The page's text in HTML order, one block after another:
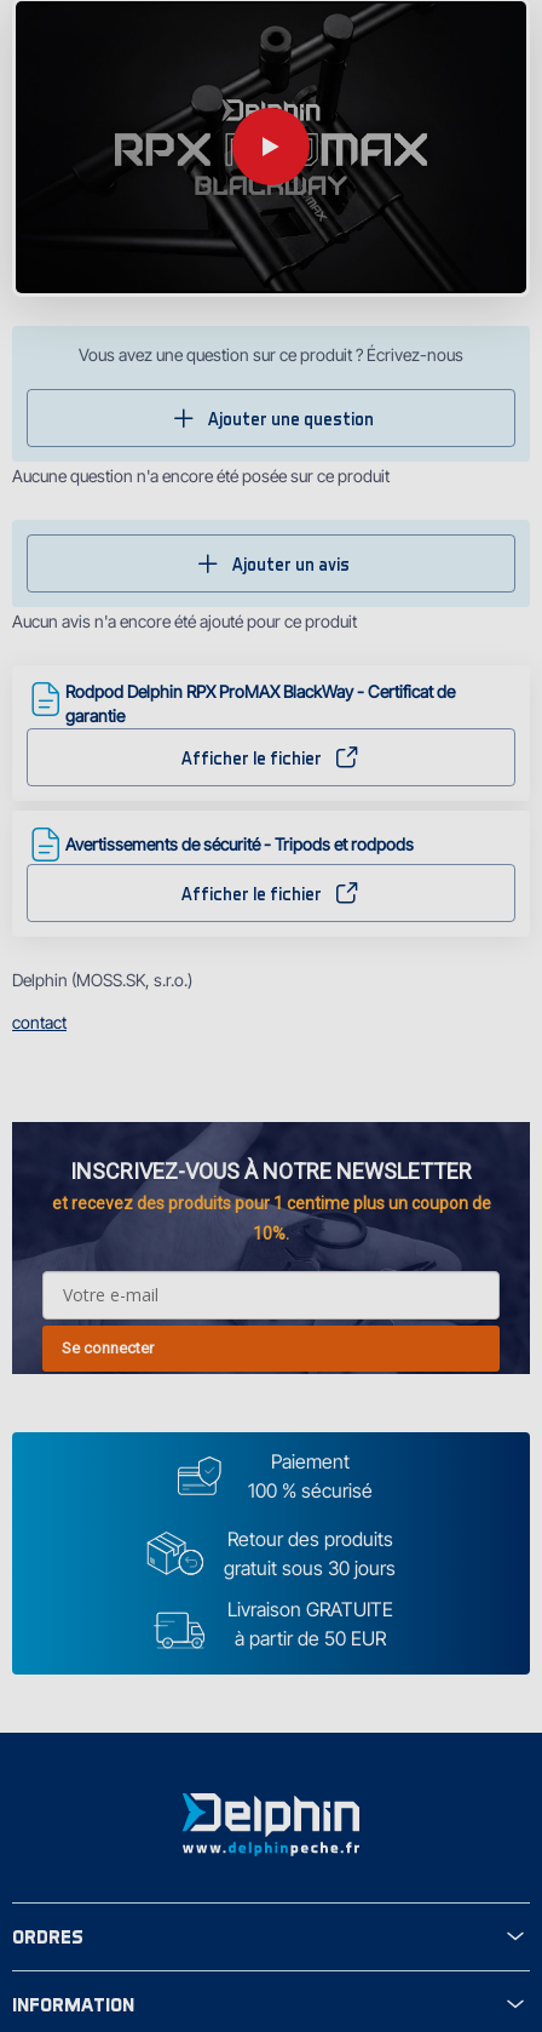
Vous avez une question sur ce produit ? Écrivez-nous
Ajouter une question
Aucune question n'a encore été posée sur ce produit
Ajouter un avis
Aucun avis n'a encore été ajouté pour ce produit
Rodpod Delphin RPX ProMAX BlackWay - Certificat de
garantie
Afficher le fichier
Avertissements de sécurité - Tripods et rodpods
Afficher le fichier
Delphin (MOSS.SK, s.r.o.)
contact
INSCRIVEZ-VOUS À NOTRE NEWSLETTER
et recevez des produits pour 1 centime plus un coupon de
10%.
Se connecter
Paiement
100 % sécurisé
Retour des produits
gratuit sous 30 jours
Livraison GRATUITE
à partir de 50 EUR
ORDRES
INFORMATION